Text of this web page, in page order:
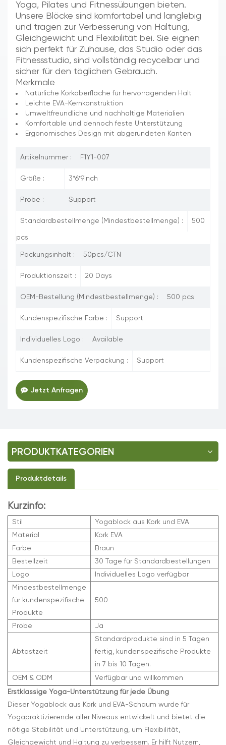
Yoga, Pilates und Fitnessübungen bieten.
Unsere Blöcke sind komfortabel und langlebig
und tragen zur Verbesserung von Haltung,
Gleichgewicht und Flexibilität bei. Sie eignen
sich perfekt für Zuhause, das Studio oder das
Fitnessstudio, sind vollständig recycelbar und
sicher für den täglichen Gebrauch.
Merkmale
Natürliche Korkoberfläche für hervorragenden Halt
Leichte EVA-Kernkonstruktion
Umweltfreundliche und nachhaltige Materialien
Komfortable und dennoch feste Unterstützung
Ergonomisches Design mit abgerundeten Kanten
Artikelnummer : F1Y1-007
Größe : 3*6*9inch
Probe : Support
Standardbestellmenge (Mindestbestellmenge) : 500
pcs
Packungsinhalt : 50pcs/CTN
Produktionszeit : 20 Days
OEM-Bestellung (Mindestbestellmenge) : 500 pcs
Kundenspezifische Farbe : Support
Individuelles Logo : Available
Kundenspezifische Verpackung : Support
Jetzt Anfragen
PRODUKTKATEGORIEN
Produktdetails
Kurzinfo:
Stil
Yogablock aus Kork und EVA
Material
Kork EVA
Farbe
Braun
Bestellzeit
30 Tage für Standardbestellungen
Logo
Individuelles Logo verfügbar
Mindestbestellmenge
für kundenspezifische
Produkte
500
Probe Ja
Abtastzeit
Standardprodukte sind in 5 Tagen
fertig, kundenspezifische Produkte
in 7 bis 10 Tagen.
OEM & ODM
Verfügbar und willkommen
Erstklassige Yoga-Unterstützung für jede Übung
Dieser Yogablock aus Kork und EVA-Schaum wurde für
Yogapraktizierende aller Niveaus entwickelt und bietet die
nötige Stabilität und Unterstützung, um Flexibilität,
Gleichgewicht und Haltung zu verbessern. Er hilft Nutzern,